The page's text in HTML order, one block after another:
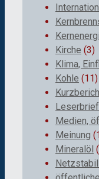
Kirche (3)
Klima,
Kohle (11)
Medien,
Meinung
Mineralöl